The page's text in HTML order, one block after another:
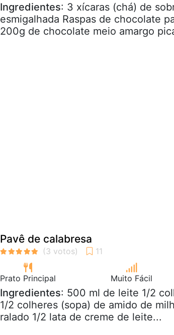
Ingredientes: 3 xícaras (chá) de
esmigalhada Raspas de chocolate
200g de chocolate meio amargo
Pavê de calabresa
Prato Principal Muito Fácil
Ingredientes: 500 ml de leite 1/2
1/2 colheres (sopa) de amido de
ralado 1/2 lata de creme de leite...